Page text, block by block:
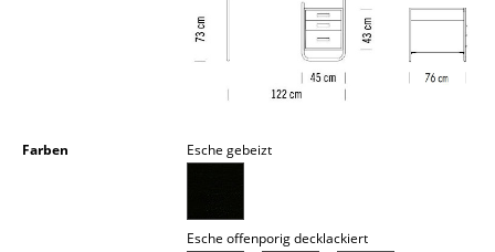
Nachttische & Bettzubehör
Farben Esche gebeizt
Esche offenporig decklackiert